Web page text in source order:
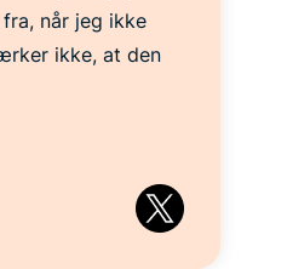
når jeg ikke
ikke, at den